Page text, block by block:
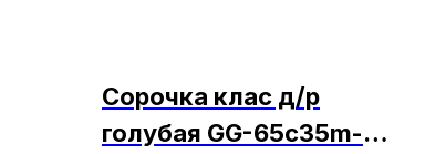
Сорочка клас д/р
голубая GG-65c35m-